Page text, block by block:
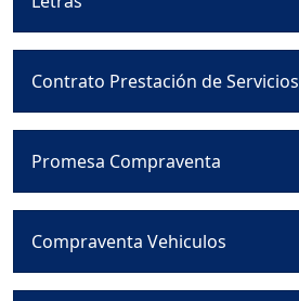
Contrato Prestación de Servicios
Promesa Compraventa
Compraventa Vehiculos